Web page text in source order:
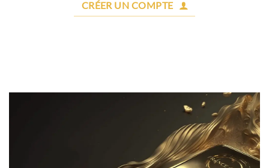
CRÉER UN COMPTE